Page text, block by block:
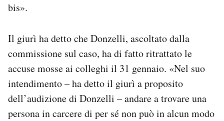
bis».
Il giurì ha detto che Donzelli, ascoltato dalla
commissione sul caso, ha di fatto ritrattato le
accuse mosse ai colleghi il 31 gennaio. «Nel suo
intendimento – ha detto il giurì a proposito
dell’audizione di Donzelli – andare a trovare una
persona in carcere di per sé non può in alcun modo